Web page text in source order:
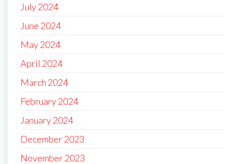
July 2024
June 2024
May 2024
April 2024
March 2024
February 2024
January 2024
December 2023
November 2023